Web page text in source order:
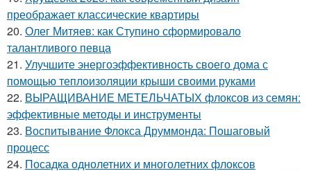
преображает классические квартиры
20. Олег Митяев: как Ступино сформировало
талантливого певца
21. Улучшите энергоэффективность своего дома с
помощью теплоизоляции крыши своими руками
22. ВЫРАЩИВАНИЕ МЕТЕЛЬЧАТЫХ флоксов из семян:
эффективные методы и инструменты
23. Воспитывание Флокса Друммонда: Пошаговый
процесс
24. Посадка однолетних и многолетних флоксов